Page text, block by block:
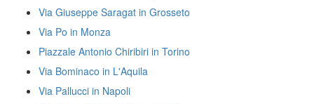
Via Giuseppe Saragat in Grosseto
Via Po in Monza
Piazzale Antonio Chiribiri in Torino
Via Bominaco in L'Aquila
Via Pallucci in Napoli